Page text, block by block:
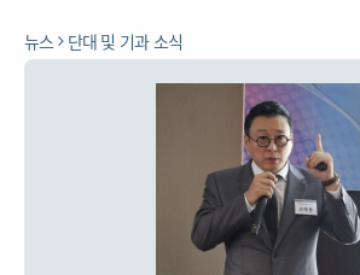
뉴스 단대 및 기과 소식